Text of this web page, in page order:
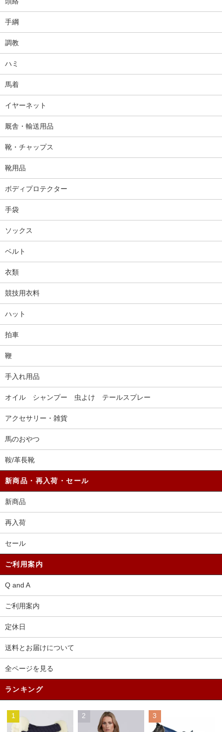
手綱
調教
ハミ
馬着
イヤーネット
厩舎・輸送用品
靴・チャップス
靴用品
ボディプロテクター
手袋
ソックス
ベルト
衣類
競技用衣料
ハット
拍車
鞭
手入れ用品
オイル シャンプー 虫よけ テールスプレー
アクセサリー・雑貨
馬のおやつ
鞍/革長靴
新商品・再入荷・セール
新商品
再入荷
セール
ご利用案内
Q and A
ご利用案内
定休日
送料とお届けについて
全ページを見る
ランキング
1 2 3